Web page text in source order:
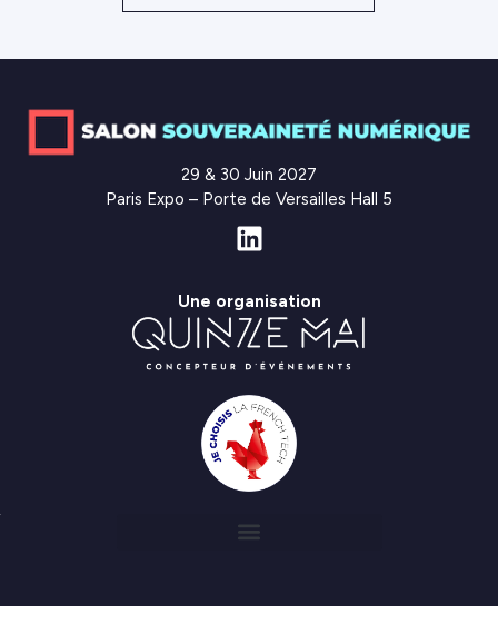
Une organisation
29 & 30 Juin 2027
Paris Expo – Porte de Versailles Hall 5